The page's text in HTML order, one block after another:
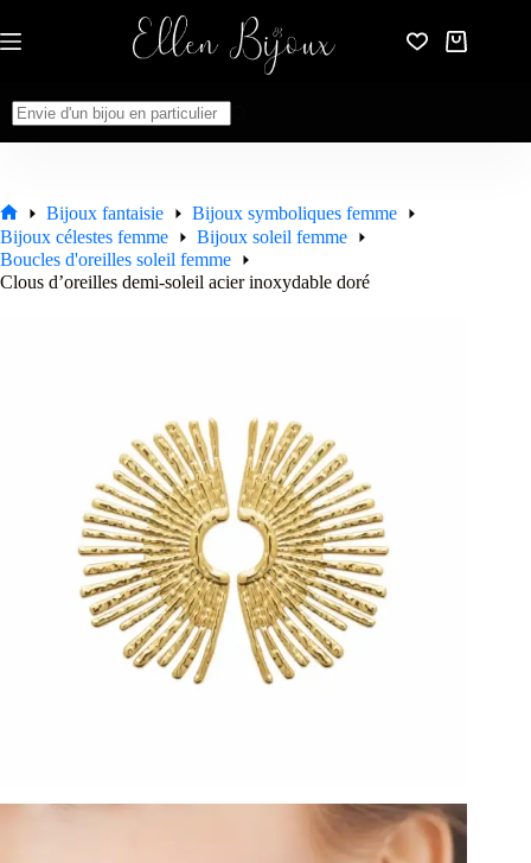
au
contenu
Panier
Accueil
Bijoux fantaisie
Bijoux symboliques femme
Bijoux célestes femme
Bijoux soleil femme
Boucles d'oreilles soleil femme
Clous d’oreilles demi-soleil acier inoxydable doré